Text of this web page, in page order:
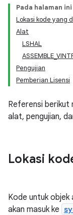
Pada halaman ini
Lokasi kode yang
Alat
LSHAL
Pengujian
Pemberian Lisensi
Referensi berikut
alat, pengujian,
Lokasi
Kode untuk
akan masuk ke